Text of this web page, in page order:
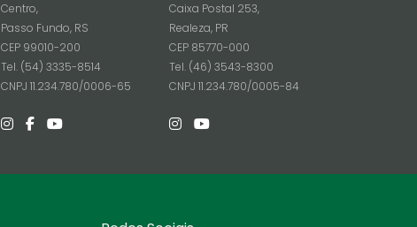
Centro,
Passo Fundo, RS
CEP 99010-200
Tel. (54) 3335-8514
CNPJ 11.234.780/0006-65
Caixa Postal 253,
Realeza, PR
CEP 85770-000
Tel. (46) 3543-8300
CNPJ 11.234.780/0005-84